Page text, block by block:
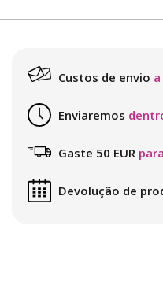
Custos de envio
Enviaremos
Gaste 50 EUR
Devolução de